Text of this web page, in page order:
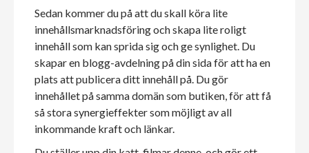
Sedan kommer du på att du skall köra lite
innehållsmarknadsföring och skapa lite roligt
innehåll som kan sprida sig och ge synlighet. Du
skapar en blogg-avdelning på din sida för att ha en
plats att publicera ditt innehåll på. Du gör
innehållet på samma domän som butiken, för att få
så stora synergieffekter som möjligt av all
inkommande kraft och länkar.